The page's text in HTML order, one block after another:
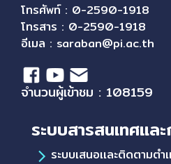
โทรศัพท์ : 0-2590-1918
โทรสาร : 0-2590-1918
อีเมล : saraban@pi.ac.th
จำนวนผู้เข้าชม : 108159
ระบบสารสนเทศแล
ระบบเสนอเเละติดตามตำ